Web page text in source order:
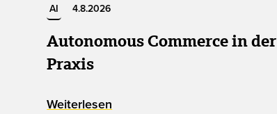
AI 4.8.2026
Autonomous Commerce in der
Praxis
Weiterlesen